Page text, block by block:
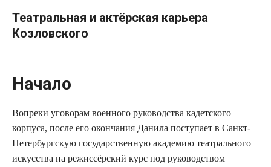
Театральная и актёрская карьера
Козловского
Начало
Вопреки уговорам военного руководства кадетского
корпуса, после его окончания Данила поступает в Санкт-
Петербургскую государственную академию театрального
искусства на режиссёрский курс под руководством